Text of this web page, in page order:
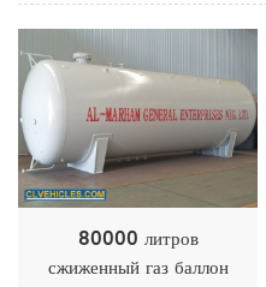
80000 литров
сжиженный газ баллон